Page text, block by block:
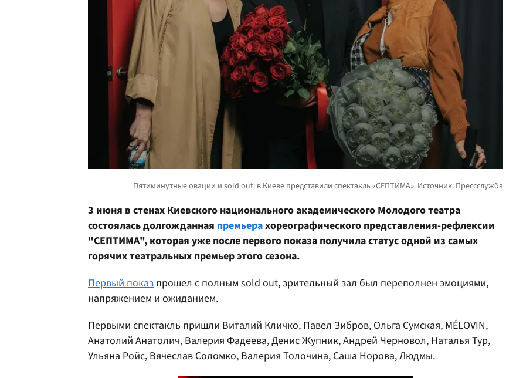
3 июня в стенах Киевского национального академического Молодого театра
состоялась долгожданная премьерахореографического представления-рефлексии
"СЕПТИМА", которая уже после первого показа получила статус одной из самых
горячих театральных премьер этого сезона.
Первый показ прошел с полным sold out, зрительный зал был переполнен эмоциями,
напряжением и ожиданием.
Первыми спектакль пришли Виталий Кличко, Павел Зибров, Ольга Сумская, MÉLOVIN,
Анатолий Анатолич, Валерия Фадеева, Денис Жупник, Андрей Черновол, Наталья Тур,
Ульяна Ройс, Вячеслав Соломко, Валерия Толочина, Саша Норова, Людмы.